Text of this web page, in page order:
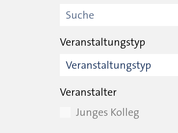
Veranstaltungstyp
Veranstalter
Junges Kolleg